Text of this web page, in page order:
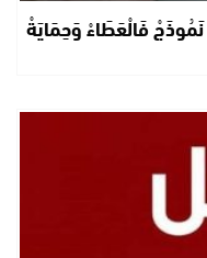
فَالْعَطَاءْ وَحِمَايَةْ